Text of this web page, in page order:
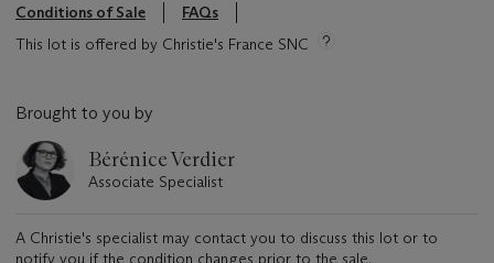
Conditions of Sale
FAQs
This lot is offered by Christie's France SNC
Brought to you by
Bérénice Verdier
Associate Specialist
A Christie's specialist may contact you to discuss this lot or to
notify you if the condition changes prior to the sale.